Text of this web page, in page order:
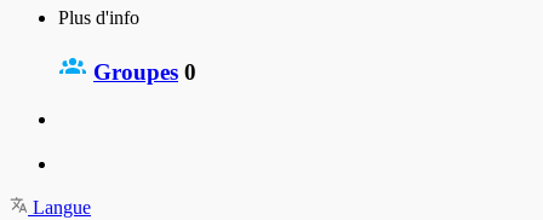
Plus d'info
Groupes 0
Langue